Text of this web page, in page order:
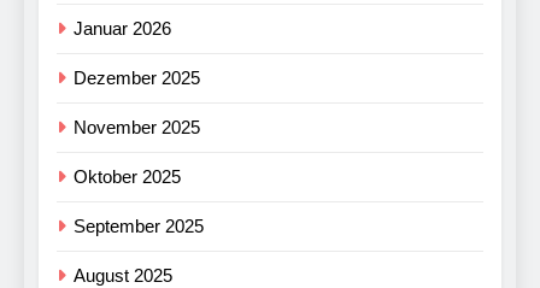
Januar 2026
Dezember 2025
November 2025
Oktober 2025
September 2025
August 2025